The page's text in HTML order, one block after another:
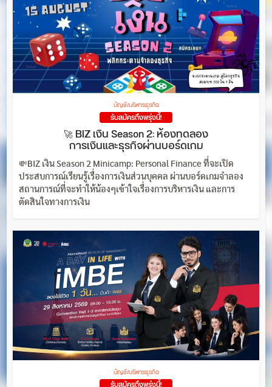
บัญชี/บริหารธุรกิจ
รับสมัครถึงพรุ่งนี้!
🚀 BIZ เงิน Season 2: ห้องทดลอง
การเงินและธุรกิจผ่านบอร์ดเกม
💸BIZ เงิน Season 2 Minicamp: Personal Finance ที่จะเปิด
ประสบการณ์เรียนรู้เรื่องการเงินส่วนบุคคล ผ่านบอร์ดเกมจำลอง
สถานการณ์ที่จะทำให้น้องๆเข้าใจเรื่องการบริหารเงิน และการ
ตัดสินใจทางการเงิน
บัญชี/บริหารธุรกิจ